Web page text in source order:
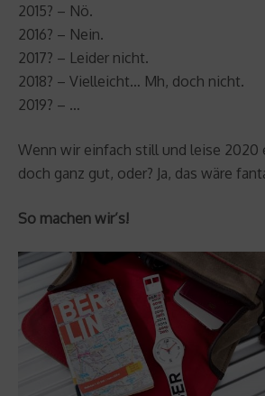
2015? – Nö.
2016? – Nein.
2017? – Leider nicht.
2018? – Vielleicht… Mh, doch nicht.
2019? – …
Wenn wir einfach still und leise 2020
doch ganz gut, oder? Ja, das wäre
So machen wir’s!